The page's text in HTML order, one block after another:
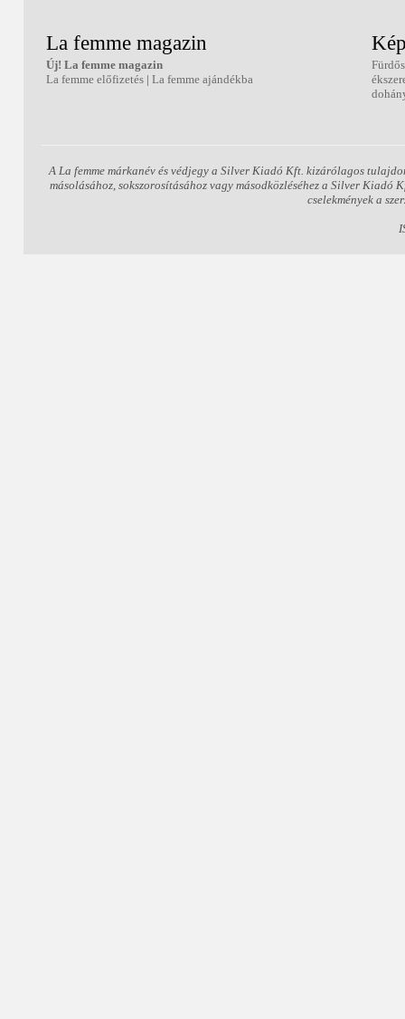
La femme magazin
Új! La femme magazin
La femme előfizetés | La femme ajándékba
A La femme márkanév és védjegy a Silver Kiadó Kft. kizárólagos
másolásához, sokszorosításához vagy másodközléséhez a Silver
cselekmények a